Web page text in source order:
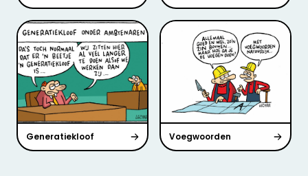
Generatiekloof Voegwoorden